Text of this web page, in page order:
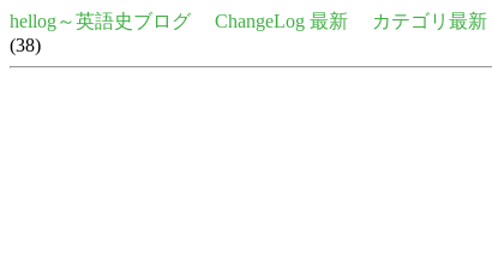
hellog～英語史ブログ ChangeLog 最新 カテゴリ最新
(38)